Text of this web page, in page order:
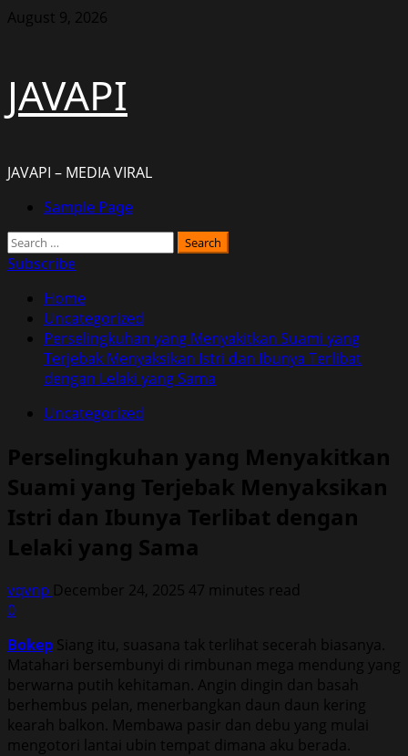
Skip
August 9, 2026
JAVAPI
JAVAPI – MEDIA VIRAL
PrimarySample Page
Search
for:
Subscribe
Home
Uncategorized
Perselingkuhan yang Menyakitkan Suami yang
Terjebak Menyaksikan Istri dan Ibunya Terlibat
dengan Lelaki yang Sama
Uncategorized
Perselingkuhan yang Menyakitkan
Suami yang Terjebak Menyaksikan
Istri dan Ibunya Terlibat dengan
Lelaki yang Sama
vqvnp December 24, 2025 47 minutes read
0
Bokep Siang itu, suasana tak terlihat secerah biasanya.
Matahari bersembunyi di rimbunan mega mendung yang
berwarna putih kehitaman. Angin dingin dan basah
berhembus pelan, menerbangkan daun daun kering
kearah balkon. Membawa pasir dan debu yang mulai
mengotori lantai ubin tempat dimana aku berada.